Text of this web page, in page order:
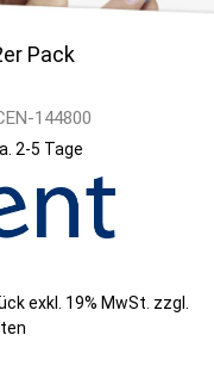
Pack
144800
2-5 Tage
exkl. 19% MwSt. zzgl.